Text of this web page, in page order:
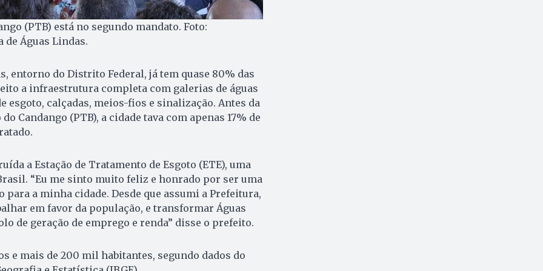
(PTB) está no segundo mandato. Foto:
de Águas Lindas.
entorno do Distrito Federal, já tem quase 80% das
a infraestrutura completa com galerias de águas
esgoto, calçadas, meios-fios e sinalização. Antes da
Candango (PTB), a cidade tava com apenas 17% de
a Estação de Tratamento de Esgoto (ETE), uma
“Eu me sinto muito feliz e honrado por ser uma
para a minha cidade. Desde que assumi a Prefeitura,
em favor da população, e transformar Águas
de geração de emprego e renda” disse o prefeito.
e mais de 200 mil habitantes, segundo dados do